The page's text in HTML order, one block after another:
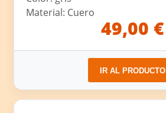
Material: Cuero
49,00 €
IR AL PRODUCTO